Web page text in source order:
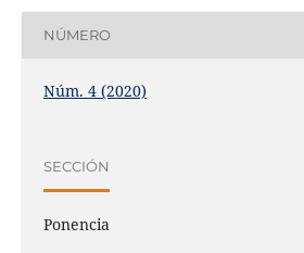
NÚMERO
Núm. 4 (2020)
SECCIÓN
Ponencia